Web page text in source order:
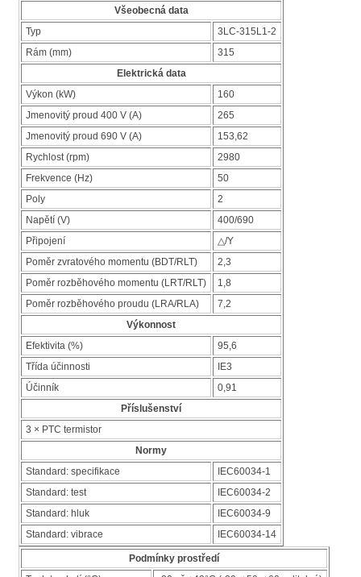
Všeobecná data
Typ
3LC-315L1-2
Rám (mm)
315
Elektrická data
Výkon (kW)
160
Jmenovitý proud 400 V (A)
265
Jmenovitý proud 690 V (A)
153,62
Rychlost (rpm)
2980
Frekvence (Hz)
50
Poly
2
Napětí (V)
400/690
Připojení
△/Y
Poměr zvratového momentu (BDT/RLT)
2,3
Poměr rozběhového momentu (LRT/RLT)
1,8
Poměr rozběhového proudu (LRA/RLA)
7,2
Výkonnost
Efektivita (%)
95,6
Třída účinnosti
IE3
Účinník
0,91
Příslušenství
3 × PTC termistor
Normy
Standard: specifikace
IEC60034-1
Standard: test
IEC60034-2
Standard: hluk
IEC60034-9
Standard: vibrace
IEC60034-14
Podmínky prostředí